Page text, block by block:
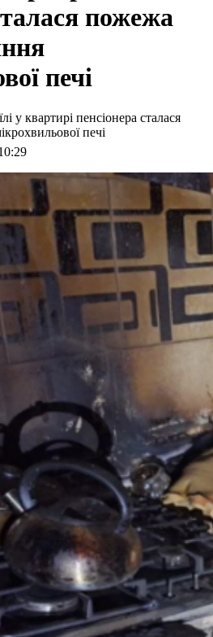
пожежа
печі
у квартирі пенсіонера сталася
печі